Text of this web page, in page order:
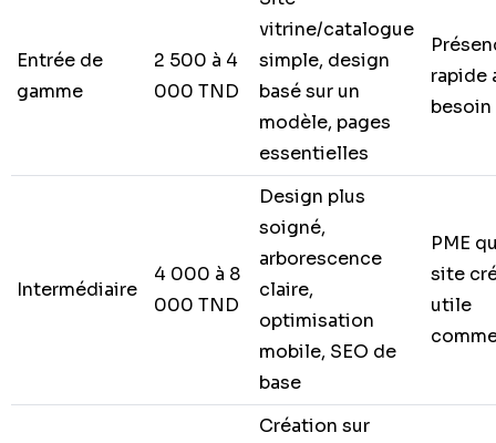
Entrée de
gamme
2 500 à 4
000 TND
vitrine/catalogue
simple, design
basé sur un
modèle, pages
essentielles
rapide
Intermédiaire
4 000 à 8
000 TND
Design plus
soigné,
arborescence
claire,
optimisation
mobile, SEO de
base
PME
site
utile
Création sur